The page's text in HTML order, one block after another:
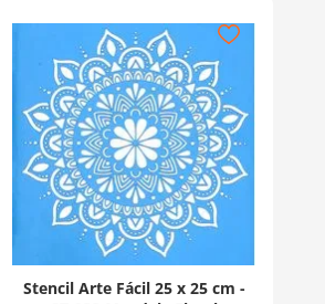
Stencil Arte Fácil 25 x 25 cm -